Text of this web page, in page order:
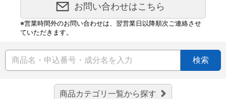
お問い合わせはこちら
※営業時間外のお問い合わせは、翌営業日以降順次ご連絡させ
ていただきます。
検索
商品カテゴリ一覧から探す